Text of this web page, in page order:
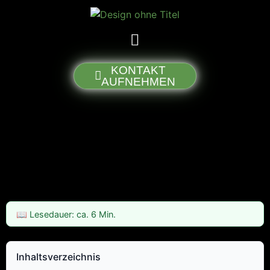
KONTAKT
AUFNEHMEN
📖 Lesedauer: ca. 6 Min.
Inhaltsverzeichnis